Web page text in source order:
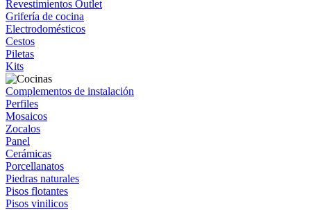
Revestimientos Outlet
Grifería de cocina
Electrodomésticos
Cestos
Piletas
Kits
Complementos de instalación
Perfiles
Mosaicos
Zocalos
Panel
Cerámicas
Porcellanatos
Piedras naturales
Pisos flotantes
Pisos vinilicos